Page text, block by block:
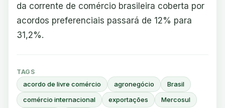
da corrente de comércio brasileira coberta por
acordos preferenciais passará de 12% para
31,2%.
TAGS
acordo de livre comércio agronegócio
Brasil
comércio internacional
exportações
Mercosul